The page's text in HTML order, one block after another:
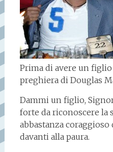
Prima di avere un
preghiera di Douglas
Dammi un figlio,
forte da riconoscere la
abbastanza coraggioso
davanti alla paura.